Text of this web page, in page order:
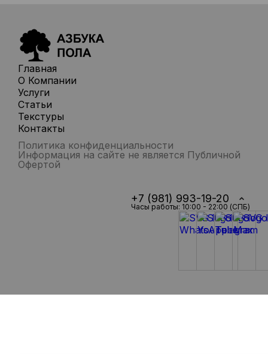
Главная
О Компании
Услуги
Статьи
Текстуры
Контакты
Политика конфиденциальности
Информация на сайте не является Публичной
Офертой
+7 (981) 993-19-20
Часы работы: 10:00 - 22:00 (СПБ)